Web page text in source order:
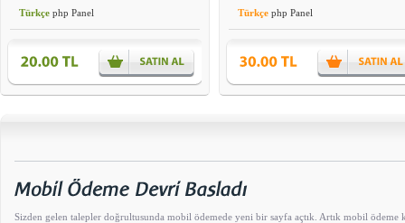
Türkçe php Panel Türkçe php Panel
Sizden gelen talepler doğrultusunda mobil ödemede yeni bir sayfa açtık. Artık mobil ödeme